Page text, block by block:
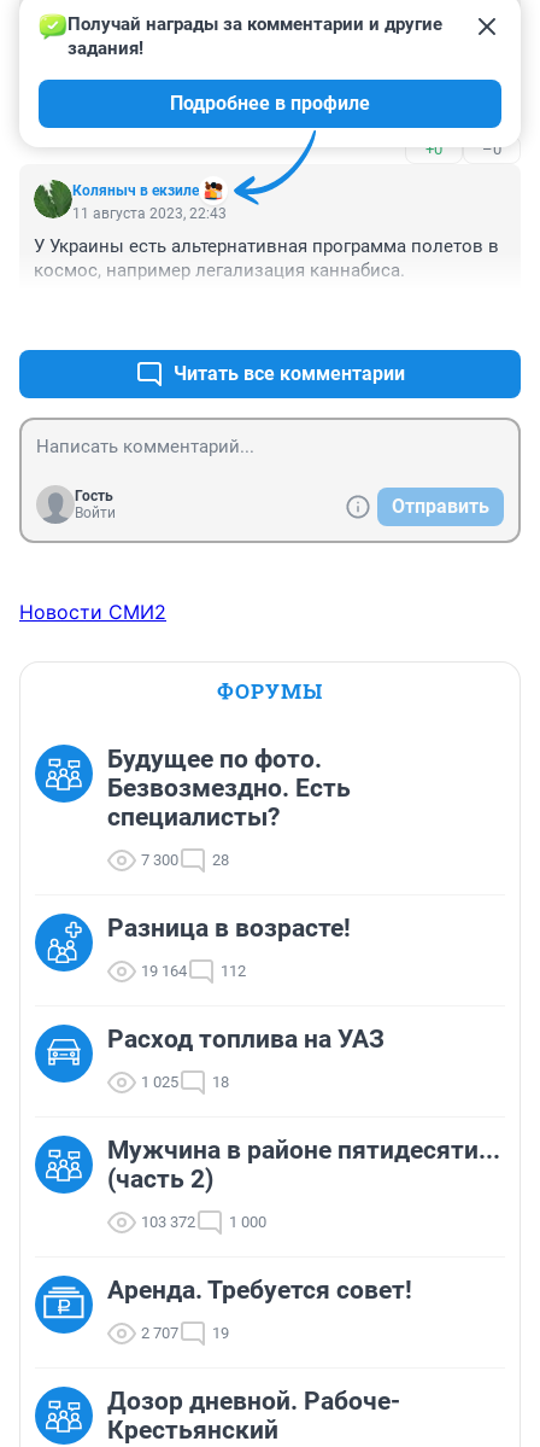
11 августа 2023, 23:38
Что значит: могли напасть? Инцидент мог случиться 7
августа? Корреспондент хоть школу закончил? Молчу
про институт🤣🤣🤣. Дикий какой то заголовок и все
содержание!
+0 –0
Коляныч в екзиле
Получай награды за комментарии и другие
задания!
Подробнее в профиле
11 августа 2023, 22:43
У Украины есть альтернативная программа полетов в
космос, например легализация каннабиса.
Читать все комментарии
Гость
Войти
Отправить
Новости СМИ2
ФОРУМЫ
Будущее по фото.
Безвозмездно. Есть
специалисты?
7 300 28
Разница в возрасте!
19 164 112
Расход топлива на УАЗ
1 025 18
Мужчина в районе пятидесяти...
(часть 2)
103 372 1 000
Аренда. Требуется совет!
2 707 19
Дозор дневной. Рабоче-
Крестьянский